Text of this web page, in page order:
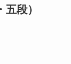
段）